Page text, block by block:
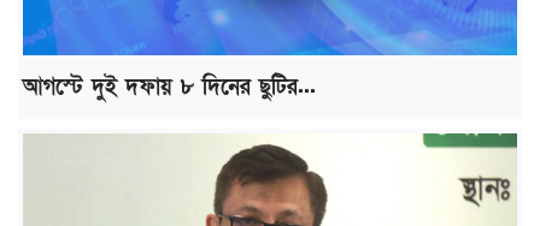
আগস্টে দুই দফায় ৮ দিনের ছুটির...